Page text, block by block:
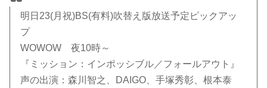
明日23(月祝)BS(有料)吹替え版放送予定ピックアッ
プ
WOWOW 夜10時～
『ミッション：インポッシブル／フォールアウト』
声の出演：森川智之、DAIGO、手塚秀彰、根本泰